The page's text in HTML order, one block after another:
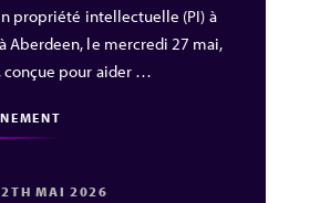
propriété intellectuelle (PI) à
Aberdeen, le mercredi 27 mai,
conçue pour aider …
MAI 2026